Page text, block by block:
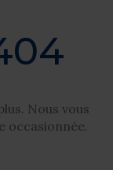
Nous vous
occasionnée.